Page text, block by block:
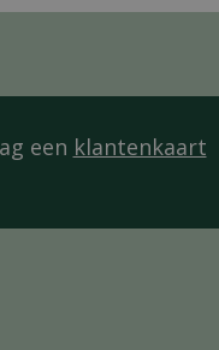
een klantenkaart